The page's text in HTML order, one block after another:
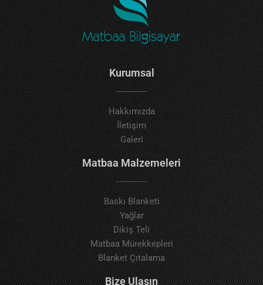
Kurumsal
Hakkımızda
İletişim
Galeri
Matbaa Malzemeleri
Baskı Blanketi
Yağlar
Dikiş Teli
Matbaa Mürekkepleri
Blanket Çıtalama
Bize Ulaşın